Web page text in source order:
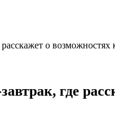
о возможностях
где